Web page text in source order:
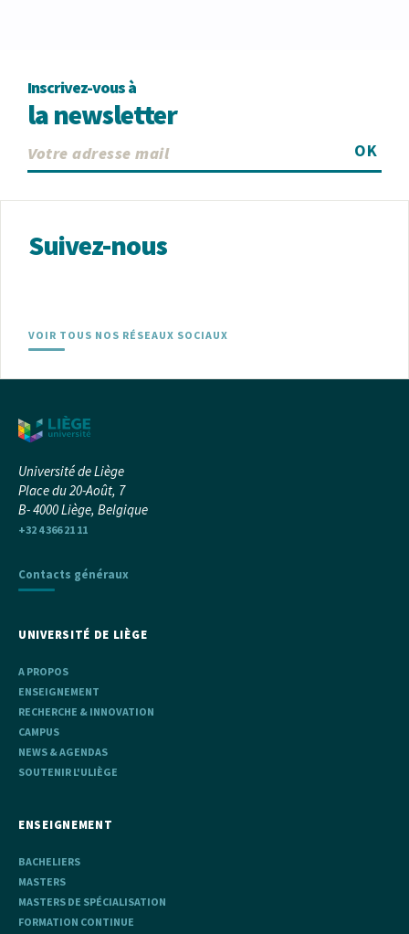
Inscrivez-vous à
la newsletter
OK
Suivez-nous
VOIR TOUS NOS RÉSEAUX SOCIAUX
Université de Liège
Place du 20-Août, 7
B- 4000 Liège, Belgique
+32 4 366 21 11
Contacts généraux
UNIVERSITÉ DE LIÈGE
A PROPOS
ENSEIGNEMENT
RECHERCHE & INNOVATION
CAMPUS
NEWS & AGENDAS
SOUTENIR L'ULIÈGE
ENSEIGNEMENT
BACHELIERS
MASTERS
MASTERS DE SPÉCIALISATION
FORMATION CONTINUE